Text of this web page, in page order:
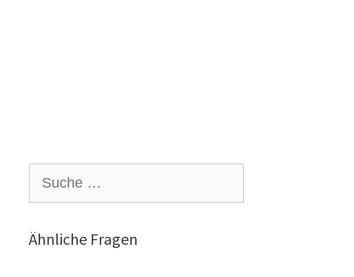
nach:
Ähnliche Fragen